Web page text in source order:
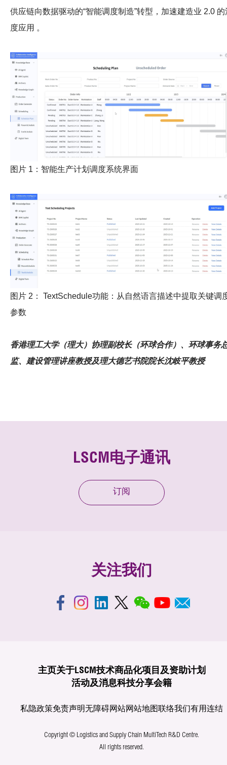
供应链向数据驱动的“智能调度制造”转型，加速建造业 2.0 的
度应用 。
图片 1：智能生产计划调度系统界面
图片 2： TextSchedule功能：从自然语言描述中提取关键调
参数
香港理工大学（理大）协理副校长（环球合作）、环球事务
监、建设管理讲座教授及理大德艺书院院长沈岐平教授
LSCM电子通讯
订阅
关注我们
主页关于LSCM技术商品化项目及资助计划
活动及消息科技分享会籍
私隐政策免责声明无障碍网站网站地图联络我们有用连结
Copyright © Logistics and Supply Chain MultiTech R&D Centre.
All rights reserved.